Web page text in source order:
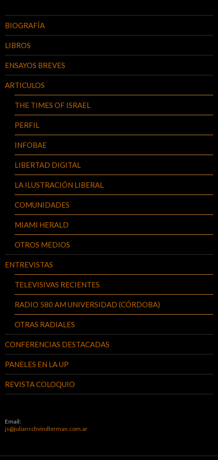
BIOGRAFÍA
LIBROS
ENSAYOS BREVES
ARTICULOS
THE TIMES OF ISRAEL
PERFIL
INFOBAE
LIBERTAD DIGITAL
LA ILUSTRACIÓN LIBERAL
COMUNIDADES
MIAMI HERALD
OTROS MEDIOS
ENTREVISTAS
TELEVISIVAS RECIENTES
RADIO 580 AM UNIVERSIDAD (CÓRDOBA)
OTRAS RADIALES
CONFERENCIAS DESTACADAS
PANELES EN LA UP
REVISTA COLOQUIO
Email:
js@julianschvindlerman.com.ar